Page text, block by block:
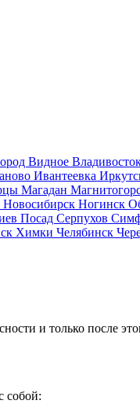
Видное
Ивантеевка
Магадан
Новосибирск Ногинск
Посад Серпухов
Химки Челябинск
и только после
собой: